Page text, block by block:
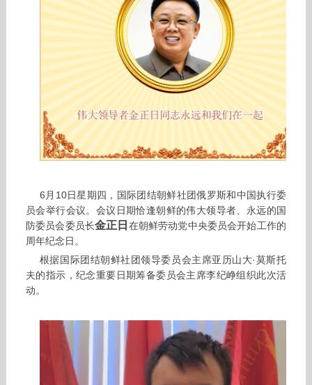
6月10日星期四，国际团结朝鲜社团俄罗斯和中国执行委
员会举行会议。会议日期恰逢朝鲜的伟大领导者、永远的国
防委员会委员长金正日 在朝鲜劳动党中央委员会开始工作的
周年纪念日。
根据国际团结朝鲜社团领导委员会主席亚历山大·莫斯托
夫的指示，纪念重要日期筹备委员会主席李纪峥组织此次活
动。